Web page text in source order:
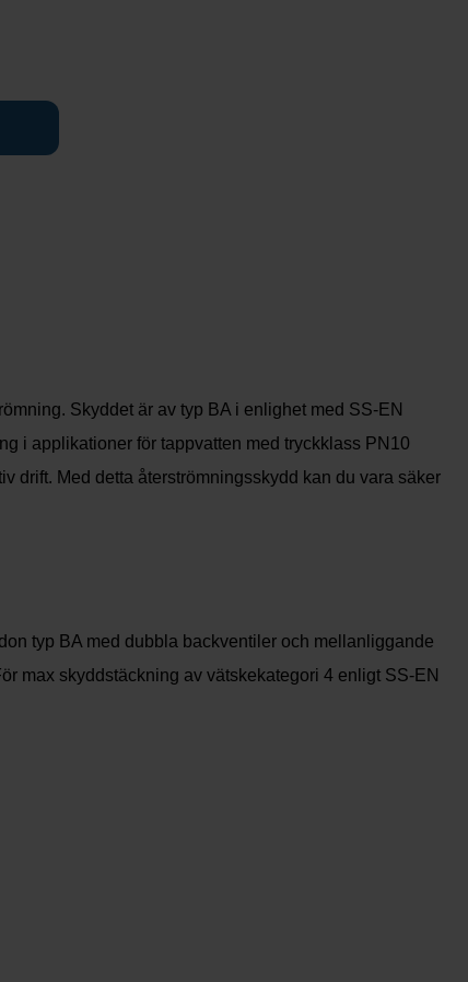
Skyddet är av typ BA i enlighet med SS-EN
i applikationer för tappvatten med tryckklass PN10
drift. Med detta återströmningsskydd kan du vara säker
typ BA med dubbla backventiler och mellanliggande
max skyddstäckning av vätskekategori 4 enligt SS-EN